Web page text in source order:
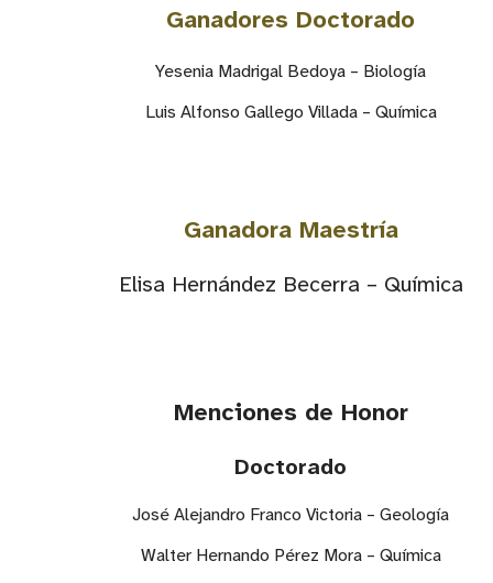
Ganadores Doctorado
Yesenia Madrigal Bedoya – Biología
Luis Alfonso Gallego Villada – Química
Ganadora Maestría
Elisa Hernández Becerra – Química
Menciones de Honor
Doctorado
José Alejandro Franco Victoria – Geología
Walter Hernando Pérez Mora – Química